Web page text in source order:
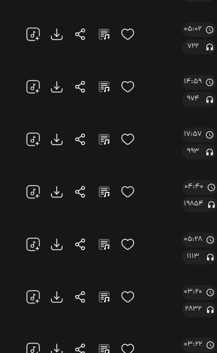
05:02
722
14:59
974
17:57
993
04:40
19854
05:28
1113
03:20
2832
03:22